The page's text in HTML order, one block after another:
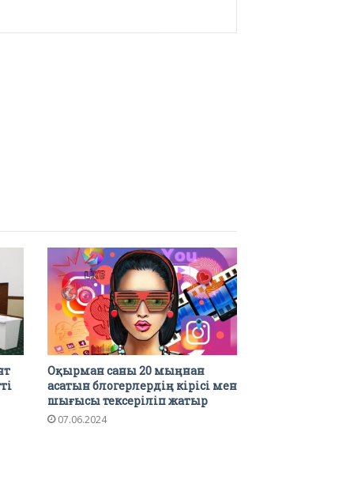
Оқырман саны 20 мыңнан
асатын блогерлердің кірісі мен
шығысы тексеріліп жатыр
07.06.2024